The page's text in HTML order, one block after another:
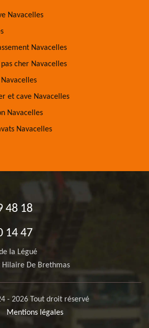
Navacelles
Navacelles
cher Navacelles
et cave Navacelles
Navacelles
Navacelles
48 18
14 47
la Légué
Hilaire De Brethmas
- 2026 Tout droit réservé
Mentions légales